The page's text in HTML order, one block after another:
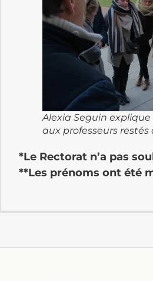
Alexia Seguin
aux professeurs restés
*Le Rectorat n’a pas
**Les prénoms ont été